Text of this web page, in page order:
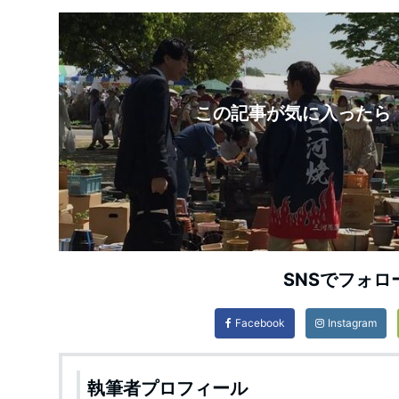
この記事が気に入ったら
SNSでフォロ
Facebook Instagram
執筆者プロフィール